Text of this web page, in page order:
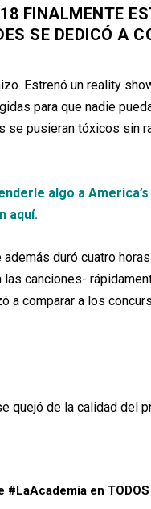
FINALMENTE
SE DEDICÓ A
Estrenó un reality
para que nadie
se pusieran tóxicos
algo a
aquí.
además duró cuatro
canciones-
a comparar a los
quejó de la calidad del
#LaAcademia en